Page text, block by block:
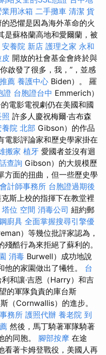
業用冰箱 二手攤車 清潔 貨
恐懼是因為海外革命的火
是蘇格蘭高地和愛爾蘭，被
安養院 新店 護理之家 永和
開放的社會基金會終於與
啟發了很多，我，”，並感
薦 養護中心 Biden）。 羅
證 台胞證台中 Emmerich）
電影電視劇仍在美國和國
照 許多人慶祝梅爾·吉布森
養院 北部 Gibson）的作品
電影評論家和歷史學家掛在
搬家 植牙 愛國者並沒有迴
查詢 Gibson）的大規模歷
方面的扭曲，但一些歷史學
會計師事務所 台胞證過期後
斯上校的指揮下在教堂裡
塔位 空間 消毒公司 紐約郵
廚具 全面掌握搜尋引擎優
）等幾位批評家認為，
酷行為來拒絕了蘇利的。
消毒 Burwell）成功地說
他的家園做出了犧牲。 台
利和讓·吉恩（Harry）和吉
的軍隊負責的庫台斯
（Cornwallis）的進步。
務所 護照代辦 養老院 到
然後，馬丁騎著軍隊騎著
的同胞。 腳部按摩 在途
看著卡姆登戰役，美國人再